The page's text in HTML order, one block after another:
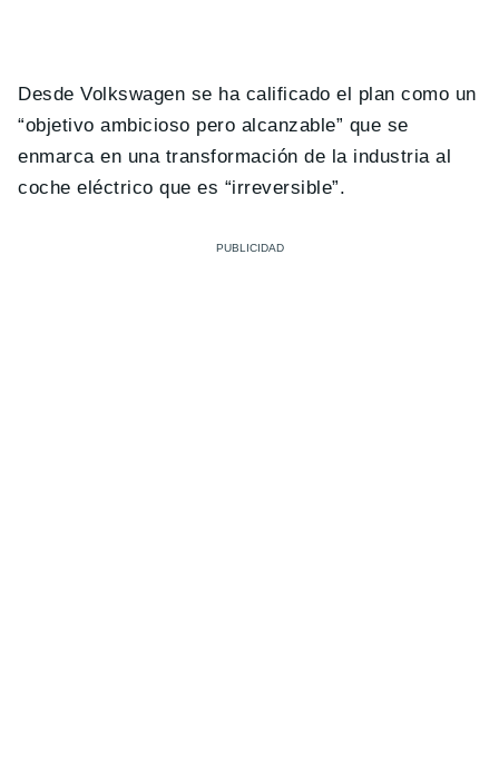
Desde Volkswagen se ha calificado el plan como un
“objetivo ambicioso pero alcanzable” que se
enmarca en una transformación de la industria al
coche eléctrico que es “irreversible”.